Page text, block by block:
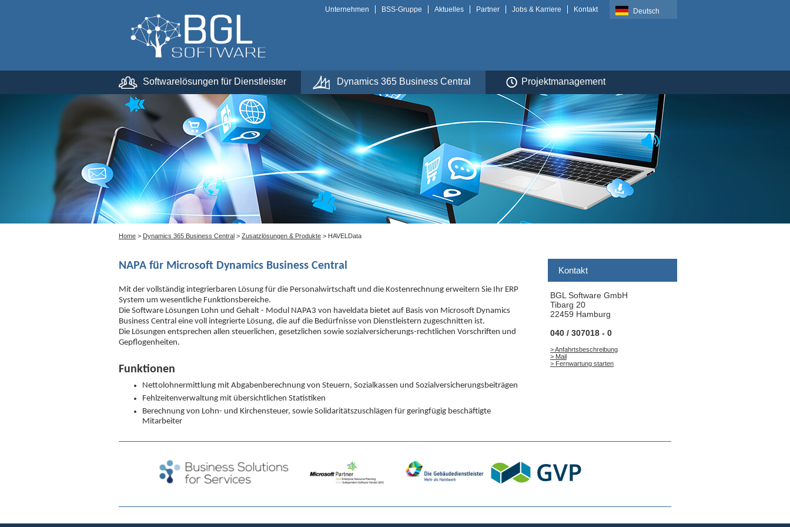
Unternehmen BSS-Gruppe Aktuelles Partner Jobs & Karriere Kontakt Deutsch
Softwarelösungen für Dienstleister Dynamics 365 Business Central Projektmanagement
Preisinformationen
Micropedia
Home > Dynamics 365 Business Central > Zusatzlösungen & Produkte > HAVELData
NAPA für Microsoft Dynamics Business Central
Mit der vollständig integrierbaren Lösung für die Personalwirtschaft und die Kostenrechnung erweitern Sie Ihr ERP
System um wesentliche Funktionsbereiche.
Die Software Lösungen Lohn und Gehalt - Modul NAPA3 von haveldata bietet auf Basis von Microsoft Dynamics
Business Central eine voll integrierte Lösung, die auf die Bedürfnisse von Dienstleistern zugeschnitten ist.
Die Lösungen entsprechen allen steuerlichen, gesetzlichen sowie sozialversicherungs-rechtlichen Vorschriften und
Gepflogenheiten.
Funktionen
Nettolohnermittlung mit Abgabenberechnung von Steuern, Sozialkassen und Sozialversicherungsbeiträgen
Fehlzeitenverwaltung mit übersichtlichen Statistiken
Berechnung von Lohn- und Kirchensteuer, sowie Solidaritätszuschlägen für geringfügig beschäftigte
Mitarbeiter
Kontakt
BGL Software GmbH
Tibarg 20
22459 Hamburg
040 / 307018 - 0
> Anfahrtsbeschreibung
> Mail
> Fernwartung starten